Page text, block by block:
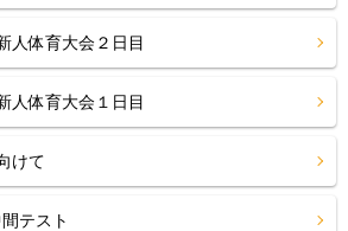
体育大会２日目
体育大会１日目
けて
テスト